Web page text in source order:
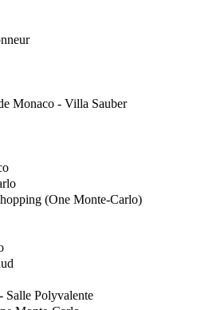
Monaco - Villa Sauber
(One Monte-Carlo)
Salle Polyvalente